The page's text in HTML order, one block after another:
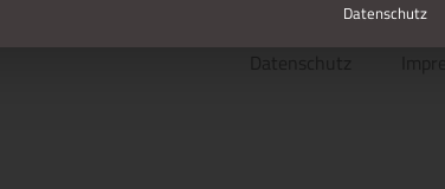
Datenschutz